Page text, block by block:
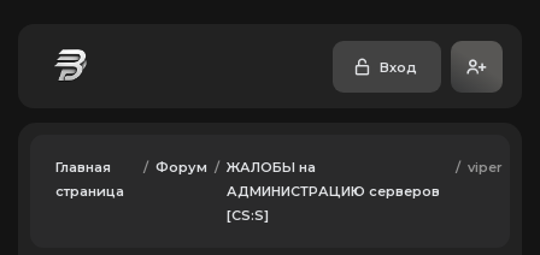
Вход
Главная
страница
/ Форум / ЖАЛОБЫ на
АДМИНИСТРАЦИЮ серверов
[CS:S]
/ viper